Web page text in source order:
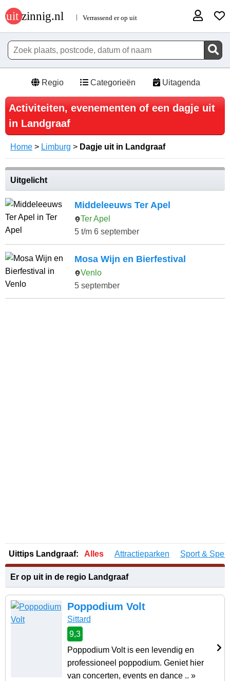
Regio Categorieën Uitagenda
Activiteiten, evenementen of een dagje uit
in Landgraaf
Home > Limburg > Dagje uit in Landgraaf
Uitgelicht
Middeleeuws Ter Apel
Ter Apel
5 t/m 6 september
Mosa Wijn en Bierfestival
Venlo
5 september
Uittips Landgraaf: Alles Attractieparken Sport & Spel
Er op uit in de regio Landgraaf
Poppodium Volt
Sittard
9,3
Poppodium Volt is een levendig en
professioneel poppodium. Geniet hier
van concerten, events en dance .. »